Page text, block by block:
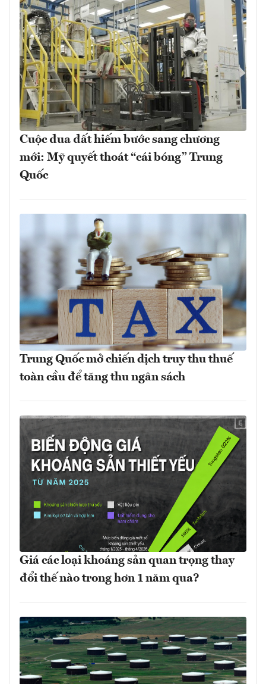
Cuộc đua đất hiếm bước sang chương
mới: Mỹ quyết thoát “cái bóng” Trung
Quốc
Trung Quốc mở chiến dịch truy thu thuế
toàn cầu để tăng thu ngân sách
Giá các loại khoáng sản quan trọng thay
đổi thế nào trong hơn 1 năm qua?